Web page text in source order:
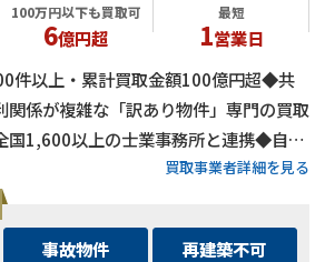
100万円以下も買取可
6億円超
最短
1営業日
件以上・累計買取金額100億円超◆共
関係が複雑な「訳あり物件」専門の買取
1,600以上の士業事務所と連携◆自己
、融資審査を待たず最短即日で決済可能
産会社からの相談実績も多数
買取事業者詳細を見る
事故物件
再建築不可